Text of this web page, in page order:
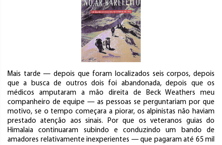
Mais tarde — depois que foram localizados seis corpos, depois
que a busca de outros dois foi abandonada, depois que os
médicos amputaram a mão direita de Beck Weathers meu
companheiro de equipe — as pessoas se perguntariam por que
motivo, se o tempo começara a piorar, os alpinistas não haviam
prestado atenção aos sinais. Por que os veteranos guias do
Himalaia continuaram subindo e conduzindo um bando de
amadores relativamente inexperientes — que pagaram até 65 mil